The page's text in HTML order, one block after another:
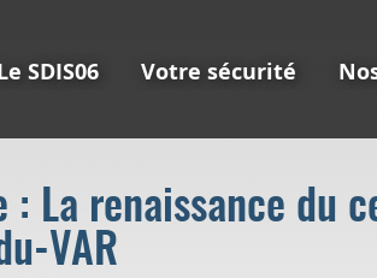
SDIS06 Votre sécurité
La renaissance du
VAR